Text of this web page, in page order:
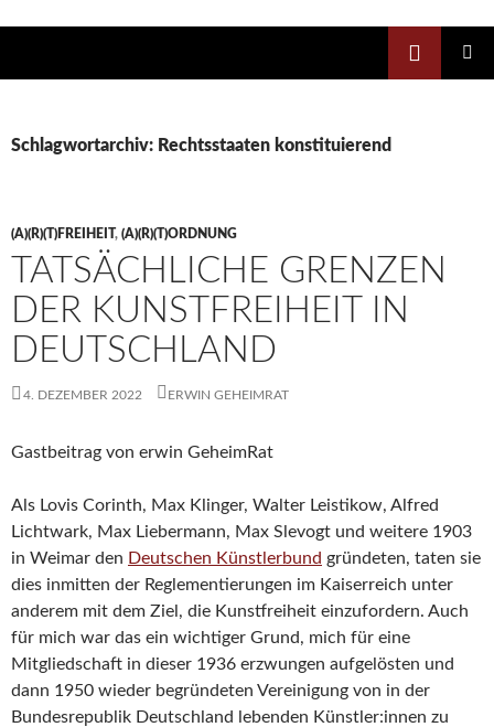
Schlagwortarchiv: Rechtsstaaten konstituierend
(A)(R)(T)FREIHEIT, (A)(R)(T)ORDNUNG
TATSÄCHLICHE GRENZEN
DER KUNSTFREIHEIT IN
DEUTSCHLAND
4. DEZEMBER 2022 ERWIN GEHEIMRAT
Gastbeitrag von erwin GeheimRat
Als Lovis Corinth, Max Klinger, Walter Leistikow, Alfred
Lichtwark, Max Liebermann, Max Slevogt und weitere 1903
in Weimar den Deutschen Künstlerbund gründeten, taten sie
dies inmitten der Reglementierungen im Kaiserreich unter
anderem mit dem Ziel, die Kunstfreiheit einzufordern. Auch
für mich war das ein wichtiger Grund, mich für eine
Mitgliedschaft in dieser 1936 erzwungen aufgelösten und
dann 1950 wieder begründeten Vereinigung von in der
Bundesrepublik Deutschland lebenden Künstler:innen zu